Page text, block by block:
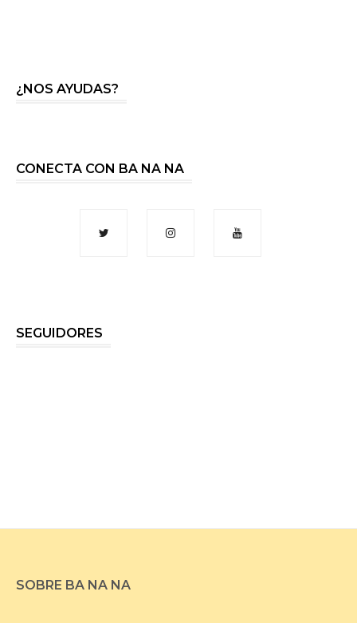
¿NOS AYUDAS?
CONECTA CON BA NA NA
SEGUIDORES
SOBRE BA NA NA